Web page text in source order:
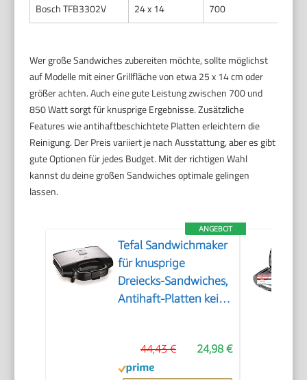
Bosch TFB3302V
24 x 14 700
Wer große Sandwiches zubereiten möchte, sollte möglichst
auf Modelle mit einer Grillfläche von etwa 25 x 14 cm oder
größer achten. Auch eine gute Leistung zwischen 700 und
850 Watt sorgt für knusprige Ergebnisse. Zusätzliche
Features wie antihaftbeschichtete Platten erleichtern die
Reinigung. Der Preis variiert je nach Ausstattung, aber es gibt
gute Optionen für jedes Budget. Mit der richtigen Wahl
kannst du deine großen Sandwiches optimale gelingen
lassen.
ANGEBOT
Tefal Sandwichmaker
für knusprige
Dreiecks-Sandwiches,
Antihaft-Platten kein
zum Anfassen,
vertikale
24,98 €
44,43 €